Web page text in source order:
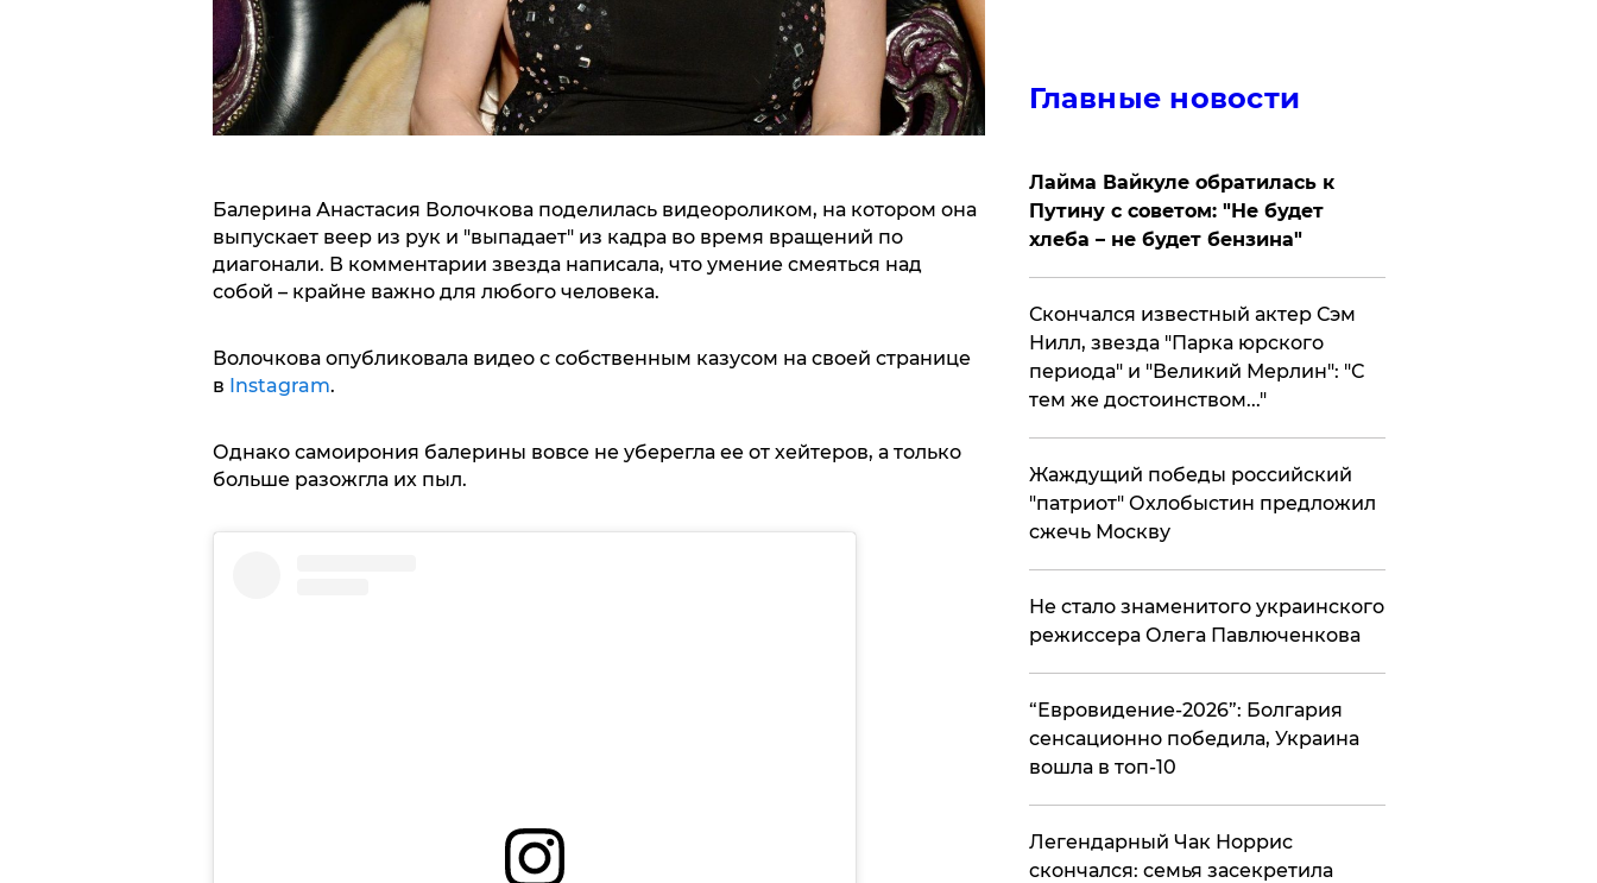
Балерина Анастасия Волочкова поделилась видеороликом, на котором она
выпускает веер из рук и "выпадает" из кадра во время вращений по
диагонали. В комментарии звезда написала, что умение смеяться над
собой – крайне важно для любого человека.
Волочкова опубликовала видео с собственным казусом на своей странице
в Instagram.
Однако самоирония балерины вовсе не уберегла ее от хейтеров, а только
больше разожгла их пыл.
Главные новости
Лайма Вайкуле обратилась к
Путину с советом: "Не будет
хлеба – не будет бензина"
Скончался известный актер Сэм
Нилл, звезда "Парка юрского
периода" и "Великий Мерлин": "С
тем же достоинством..."
Жаждущий победы российский
"патриот" Охлобыстин предложил
сжечь Москву
Не стало знаменитого украинского
режиссера Олега Павлюченкова
​“Евровидение-2026”: Болгария
сенсационно победила, Украина
вошла в топ-10
​Легендарный Чак Норрис
скончался: семья засекретила